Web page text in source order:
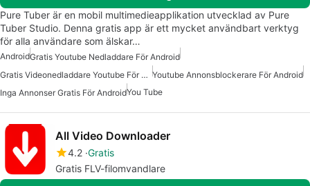
Pure Tuber är en mobil multimedieapplikation utvecklad av Pure
Tuber Studio. Denna gratis app är ett mycket användbart verktyg
för alla användare som älskar…
AndroidGratis Youtube Nedladdare För Android
Gratis Videonedladdare Youtube För Android Youtube Annonsblockerare För Android
Inga Annonser Gratis För AndroidYou Tube
All Video Downloader
4.2 Gratis
Gratis FLV-filomvandlare